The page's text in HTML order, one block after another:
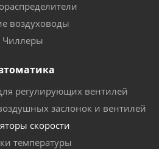
воздуховоды
Чиллеры
регулирующих вентилей
заслонок и вентилей
скорости
температуры